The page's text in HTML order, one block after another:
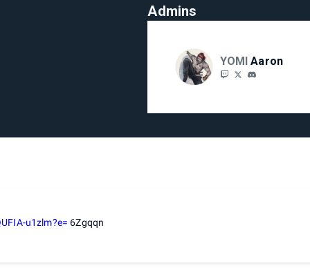
Admins
YOMI Aaron
u1zlm?e= 6Zgqqn